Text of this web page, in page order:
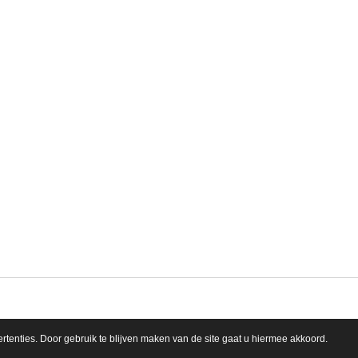
Door gebruik te blijven maken van de site gaat u hiermee akkoord.